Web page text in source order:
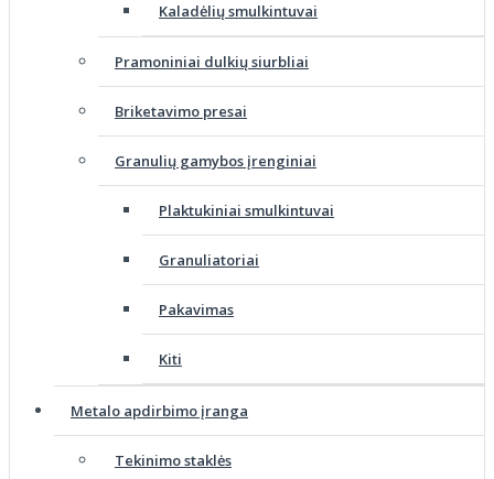
Kaladėlių smulkintuvai
Pramoniniai dulkių siurbliai
Briketavimo presai
Granulių gamybos įrenginiai
Plaktukiniai smulkintuvai
Granuliatoriai
Pakavimas
Kiti
Metalo apdirbimo įranga
Tekinimo staklės